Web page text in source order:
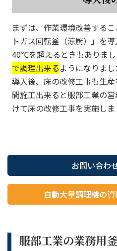
まずは、作業環境改善する
トガス回転釜（涼厨）」を
40℃を超えるときもありまし
で調理出来るようになりま
導入後、床の改修工事も生
間施工出来ると服部工業の
けて床の改修工事を実施しま
お問い合わ
自動大量調理機の
服部工業の業務用